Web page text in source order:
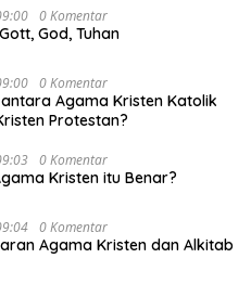
& Simposium Nasional
Perekonomian Nasional dan
0 Komentar
God, Tuhan
0 Komentar
Agama Kristen Katolik
Protestan?
0 Komentar
Kristen itu Benar?
0 Komentar
Agama Kristen dan Alkitab